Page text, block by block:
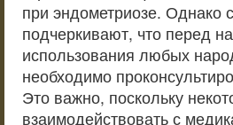
при эндометриозе. Однако
подчеркивают, что перед
использования любых
необходимо
Это важно, поскольку
взаимодействовать с